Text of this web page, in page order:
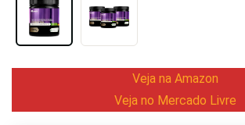
Veja na Amazon
Veja no Mercado Livre